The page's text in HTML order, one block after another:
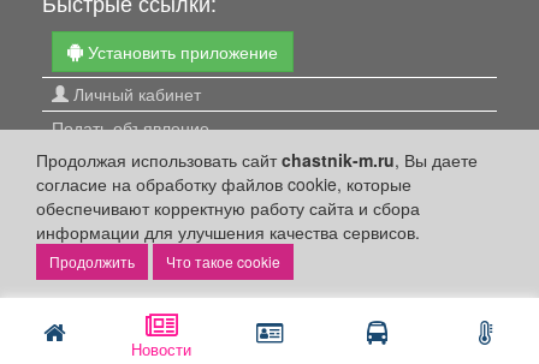
Новости
Продолжая использовать сайтchastnik-m.ru, Вы даете
согласие на обработку файлов cookie, которые
обеспечивают корректную работу сайта и сбора
информации для улучшения качества сервисов.
Что такое cookie
Установить приложение
Личный кабинет
Подать объявление
Подать объявление в газету
Поздравить
Скачать газету "Частник-М"
Рекламодателям:
Бизнес-кабинет
Заказать рекламу